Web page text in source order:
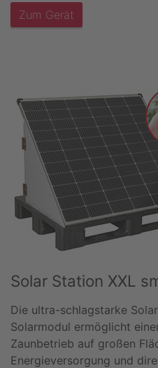
Zum Gerät
Solar Station XXL
Die ultra-schlagstarke
Solarmodul ermöglicht
Zaunbetrieb auf großen
Energieversorgung und